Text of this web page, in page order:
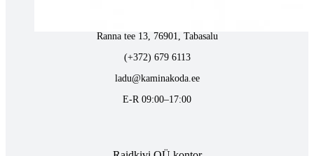
Ranna tee 13, 76901, Tabasalu
(+372) 679 6113
ladu@kaminakoda.ee
E-R 09:00–17:00